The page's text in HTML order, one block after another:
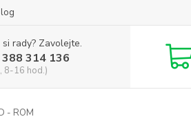
rady? Zavolejte.
314 136
8-16 hod.)
- ROM